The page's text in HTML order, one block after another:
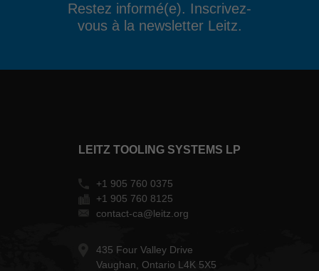
Restez informé(e). Inscrivez-
vous à la newsletter Leitz.
LEITZ TOOLING SYSTEMS LP
+1 905 760 0375
+1 905 760 8125
contact-ca@leitz.org
435 Four Valley Drive
Vaughan, Ontario L4K 5X5